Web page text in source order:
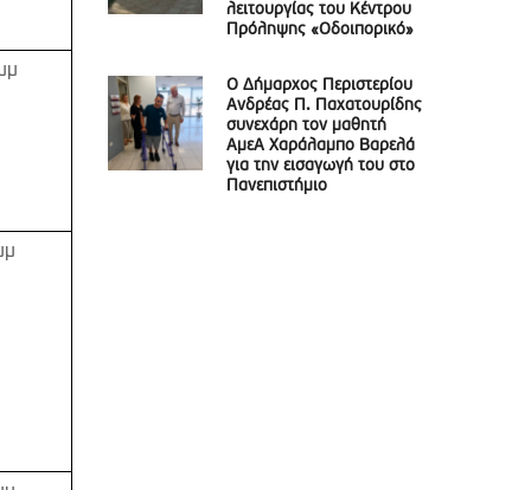
λειτουργίας του Κέντρου
Πρόληψης «Οδοιπορικό»
Ο Δήμαρχος Περιστερίου
Ανδρέας Π. Παχατουρίδης
συνεχάρη τον μαθητή
ΑμεΑ Χαράλαμπο Βαρελά
για την εισαγωγή του στο
Πανεπιστήμιο